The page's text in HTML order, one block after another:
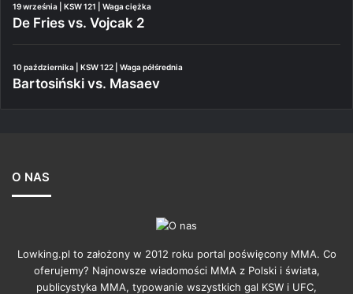
19 września | KSW 121 | Waga ciężka
De Fries vs. Vojcak 2
10 października | KSW 122 | Waga półśrednia
Bartosiński vs. Masaev
O NAS
Lowking.pl to założony w 2012 roku portal poświęcony MMA. Co
oferujemy? Najnowsze wiadomości MMA z Polski i świata,
publicystyka MMA, typowanie wszystkich gal KSW i UFC,